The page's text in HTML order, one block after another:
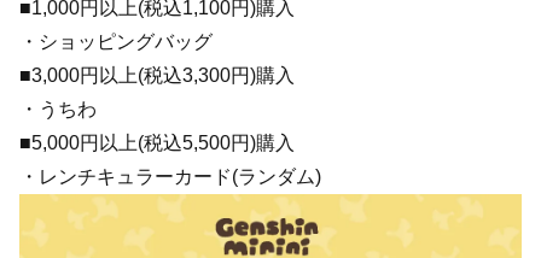
■1,000円以上(税込1,100円)購入
・ショッピングバッグ
■3,000円以上(税込3,300円)購入
・うちわ
■5,000円以上(税込5,500円)購入
・レンチキュラーカード(ランダム)